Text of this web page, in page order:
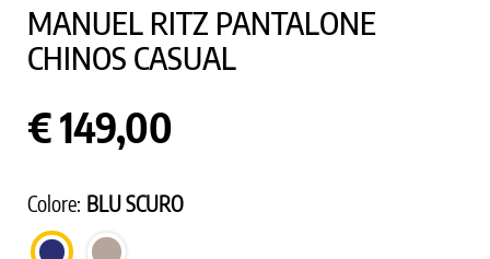
MANUEL RITZ PANTALONE
CHINOS CASUAL
€ 149,00
Colore: BLU SCURO
BLU
TORTORA